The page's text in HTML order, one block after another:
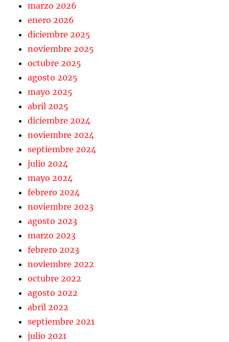
marzo 2026
enero 2026
diciembre 2025
noviembre 2025
octubre 2025
agosto 2025
mayo 2025
abril 2025
diciembre 2024
noviembre 2024
septiembre 2024
julio 2024
mayo 2024
febrero 2024
noviembre 2023
agosto 2023
marzo 2023
febrero 2023
noviembre 2022
octubre 2022
agosto 2022
abril 2022
septiembre 2021
julio 2021